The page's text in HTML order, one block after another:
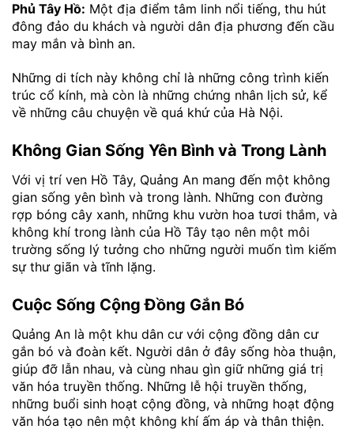
Phủ Tây Hồ: Một địa điểm tâm linh nổi tiếng, thu hút
đông đảo du khách và người dân địa phương đến cầu
may mắn và bình an.
Những di tích này không chỉ là những công trình kiến
trúc cổ kính, mà còn là những chứng nhân lịch sử, kể
về những câu chuyện về quá khứ của Hà Nội.
Không Gian Sống Yên Bình và Trong Lành
Với vị trí ven Hồ Tây, Quảng An mang đến một không
gian sống yên bình và trong lành. Những con đường
rợp bóng cây xanh, những khu vườn hoa tươi thắm, và
không khí trong lành của Hồ Tây tạo nên một môi
trường sống lý tưởng cho những người muốn tìm kiếm
sự thư giãn và tĩnh lặng.
Cuộc Sống Cộng Đồng Gắn Bó
Quảng An là một khu dân cư với cộng đồng dân cư
gắn bó và đoàn kết. Người dân ở đây sống hòa thuận,
giúp đỡ lẫn nhau, và cùng nhau gìn giữ những giá trị
văn hóa truyền thống. Những lễ hội truyền thống,
những buổi sinh hoạt cộng đồng, và những hoạt động
văn hóa tạo nên một không khí ấm áp và thân thiện.